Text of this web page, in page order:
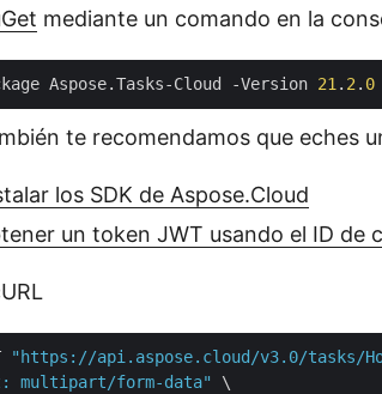
mediante un comando en la
Aspose.Tasks-Cloud -Version 21 . 2 . 0
te recomendamos que eches
los SDK de Aspose.Cloud
un token JWT usando el ID de
"https://api.aspose.cloud/v3.0/tasks/
multipart/form-data"
\